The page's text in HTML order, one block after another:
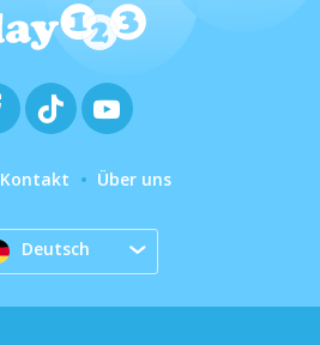
Kontakt Über uns
Deutsch